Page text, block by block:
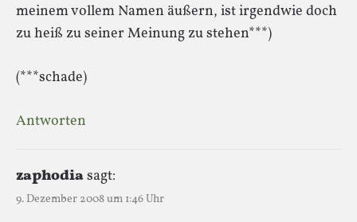
meinem vollem Namen äußern, ist irgendwie doch
zu heiß zu seiner Meinung zu stehen***)
(***schade)
Antworten
zaphodiasagt:
9. Dezember 2008 um 1:46 Uhr